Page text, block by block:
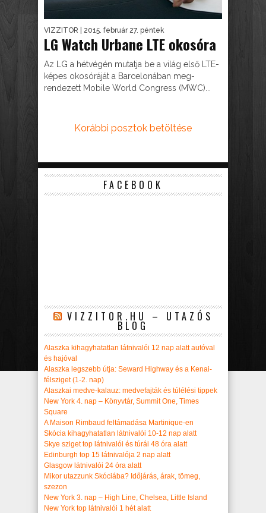
VIZZITOR | 2015. február 27. péntek
LG Watch Urbane LTE okosóra
Az LG a hétvégén mutatja be a világ első LTE-
képes okosóráját a Barcelonában meg-
rendezett Mobile World Congress (MWC)...
Korábbi posztok betöltése
FACEBOOK
VIZZITOR.HU – UTAZÓS
BLOG
Alaszka kihagyhatatlan látnivalói 12 nap alatt autóval
és hajóval
Alaszka legszebb útja: Seward Highway és a Kenai-
félsziget (1-2. nap)
Alaszkai medve-kalauz: medvefajták és túlélési tippek
New York 4. nap – Könyvtár, Summit One, Times
Square
A Maison Rimbaud feltámadása Martinique-en
Skócia kihagyhatatlan látnivalói 10-12 nap alatt
Skye sziget top látnivalói és túrái 48 óra alatt
Edinburgh top 15 látnivalója 2 nap alatt
Glasgow látnivalói 24 óra alatt
Mikor utazzunk Skóciába? Időjárás, árak, tömeg,
szezon
New York 3. nap – High Line, Chelsea, Little Island
New York top látnivalói 1 hét alatt